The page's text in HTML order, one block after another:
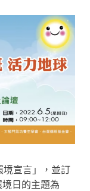
境宣言」，並訂
日的主題為